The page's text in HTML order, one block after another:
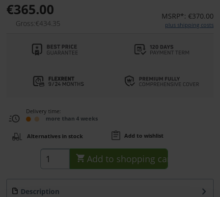
€365.00
Gross:€434.35
MSRP*: €370.00
plus shipping costs
Delivery time:
more than 4 weeks
Alternatives in stock Add to wishlist
Add to shopping cart
Description